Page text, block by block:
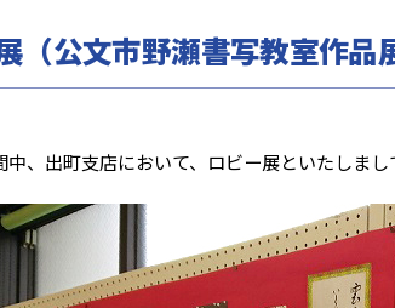
（公文市野瀬書写教室作品
、出町支店において、ロビー展といたしま